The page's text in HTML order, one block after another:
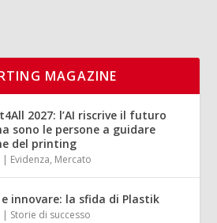
MAGAZINE
2027: l’AI riscrive il futuro
sono le persone a guidare
del printing
Evidenza, Mercato
e innovare: la sfida di Plastik
Storie di successo